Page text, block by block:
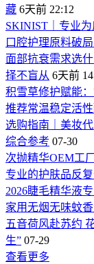
藏 6天前 22:12
SKINIST｜专业
口腔护理原料破
面部抗衰需求选
择不盲从 6天前
积雪草修护赋能
推荐常温稳定活
选购指南｜美妆
综合参考 07-30
次抛精华OEM工
专业的护肤品反
2026睫毛精华液
家用无烟无味蚊
五音荷风赴苏约
生” 07-29
查看更多